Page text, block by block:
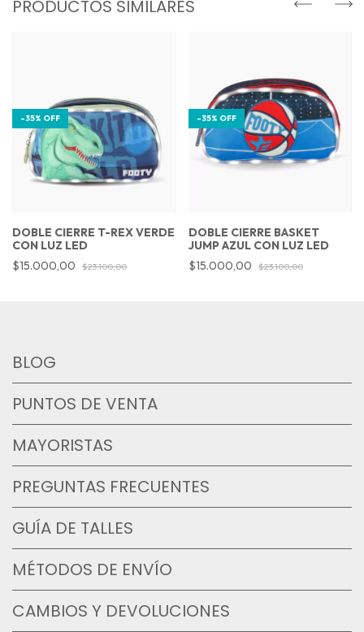
PRODUCTOS SIMILARES
-35% OFF
DOBLE CIERRE T-REX VERDE
CON LUZ LED
$15.000,00
$23.100,00
-35% OFF
DOBLE CIERRE BASKET
JUMP AZUL CON LUZ LED
$15.000,00
$23.100,00
BLOG
PUNTOS DE VENTA
MAYORISTAS
PREGUNTAS FRECUENTES
GUÍA DE TALLES
MÉTODOS DE ENVÍO
CAMBIOS Y DEVOLUCIONES